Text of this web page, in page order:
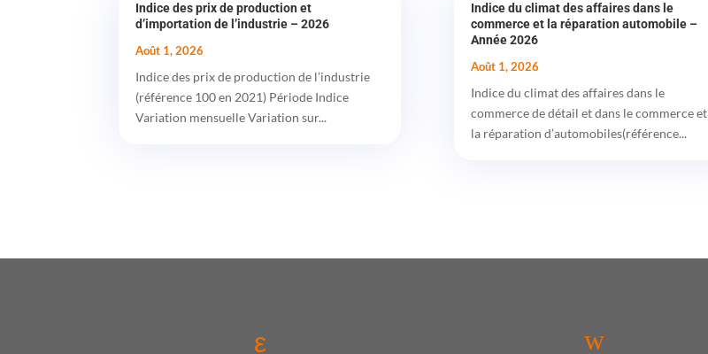
Indice des prix de production et
d’importation de l’industrie – 2026
Août 1, 2026
Indice des prix de production de l’industrie
(référence 100 en 2021) Période Indice
Variation mensuelle Variation sur...
Indice du climat des affaires dans le
commerce et la réparation automobile –
Année 2026
Août 1, 2026
Indice du climat des affaires dans le
commerce de détail et dans le commerce et
la réparation d’automobiles(référence...
ε w